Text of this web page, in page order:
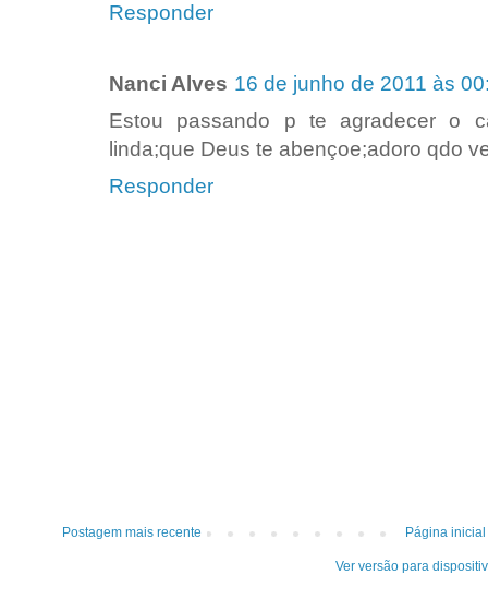
Responder
Nanci Alves 16 de junho de 2011 às
Estou passando p te agradecer o
linda;que Deus te abençoe;adoro qdo
Responder
Postagem mais recente Página inicial
Ver versão para